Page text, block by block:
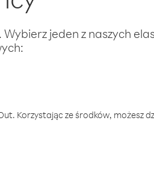
jeden z naszych
Korzystając ze środków, możesz